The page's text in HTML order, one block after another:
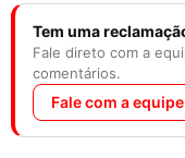
Tem uma
Fale direto com a
comentários.
Fale com a equipe